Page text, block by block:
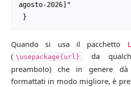
agosto-2026]"
Quando si usa il pacchetto
( \usepackage{url}
da
preambolo) che in genere
formattati in modo migliore, è